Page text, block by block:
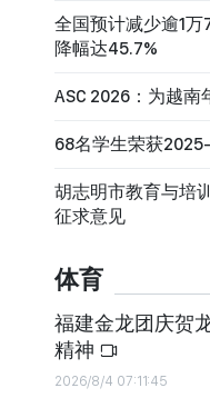
全国预计减少逾1
降幅达45.7%
ASC 2026：为越
68名学生荣获
胡志明市教育与培
征求意见
体育
福建金龙团庆贺
精神
2026/8/4 07:11:45